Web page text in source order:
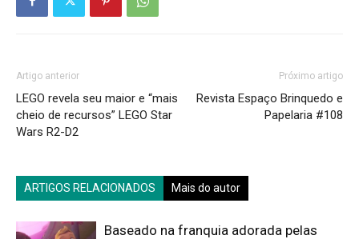
Artigo anterior
LEGO revela seu maior e “mais
cheio de recursos” LEGO Star
Wars R2-D2
Próximo artigo
Revista Espaço Brinquedo e
Papelaria #108
ARTIGOS RELACIONADOS Mais do autor
Baseado na franquia adorada pelas